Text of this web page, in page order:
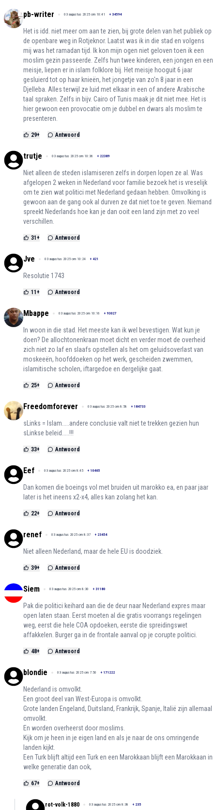
pb-writer 03 augustus 2025 om 10:41 + 34594
Het is idd. niet meer om aan te zien, bij grote delen van het publiek op
de openbare weg in Rotjeknor. Laatst was ik in die stad en volgens
mij was het ramadan tijd. Ik kon mijn ogen niet geloven toen ik een
moslim gezin passeerde. Zelfs hun twee kinderen, een jongen en een
meisje, liepen er in islam folklore bij. Het meisje hooguit 6 jaar
gesluierd tot op haar knieën, het jongetje van zo'n 8 jaar in een
Djelleba. Alles terwijl ze luid met elkaar in een of andere Arabische
taal spraken. Zelfs in bijv. Cairo of Tunis maak je dit niet mee. Het is
hier gewoon een provocatie om je dubbel en dwars als moslim te
presenteren.
29+ Antwoord
trutje 03 augustus 2025 om 10:36 + 22389
Niet alleen de steden islamiseren zelfs in dorpen lopen ze al. Was
afgelopen 2 weken in Nederland voor familie bezoek het is vreselijk
om te zien wat politici met Nederland gedaan hebben. Omvolking is
gewoon aan de gang ook al durven ze dat niet toe te geven. Niemand
spreekt Nederlands hoe kan je dan ooit een land zijn met zo veel
verschillen.
31 + Antwoord
Jve 03 augustus 2025 om 10:24 + 421
Resolutie 1743
11 + Antwoord
Mbappe 03 augustus 2025 om 10:16 + 93027
In woon in die stad. Het meeste kan ik wel bevestigen. Wat kun je
doen? De allochtonenkraan moet dicht en verder moet de overheid
zich niet zo laf en slaafs opstellen als het om geluidsoverlast van
moskeeën, hoofddoeken op het werk, gescheiden zwemmen,
islamitische scholen, iftargedoe en dergelijke gaat.
25+ Antwoord
Freedomforever 03 augustus 2025 om 8:58 + 184733
sLinks = Islam.....andere conclusie valt niet te trekken gezien hun
sLinkse beleid.....!!!
33+ Antwoord
Eef 03 augustus 2025 om 8:45 + 10465
Dan komen die boeings vol met bruiden uit marokko ea, en paar jaar
later is het ineens x2-x4, alles kan zolang het kan.
22+ Antwoord
renef 03 augustus 2025 om 8:37 + 23454
Niet alleen Nederland, maar de hele EU is doodziek.
39+ Antwoord
Siem 03 augustus 2025 om 8:30 + 31180
Pak die politici keihard aan die de deur naar Nederland expres maar
open laten staan. Eerst moeten al die gratis voorrangs regelingen
weg, eerst die hele COA opdoeken, eerste die spreidingswet
affakkelen. Burger ga in de frontale aanval op je corupte politici.
48+ Antwoord
blondie 03 augustus 2025 om 7:50 + 171222
Nederland is omvolkt.
Een groot deel van West-Europa is omvolkt.
Grote landen Engeland, Duitsland, Frankrijk, Spanje, Italië zijn allemaal
omvolkt.
En worden overheerst door moslims.
Kijk om je heen in je eigen land en als je naar de ons omringende
landen kijkt.
Een Turk blijft altijd een Turk en een Marokkaan blijft een Marokkaan in
welke generatie dan ook,
67+ Antwoord
rot-volk-1880 03 augustus 2025 om 8:38 + 235